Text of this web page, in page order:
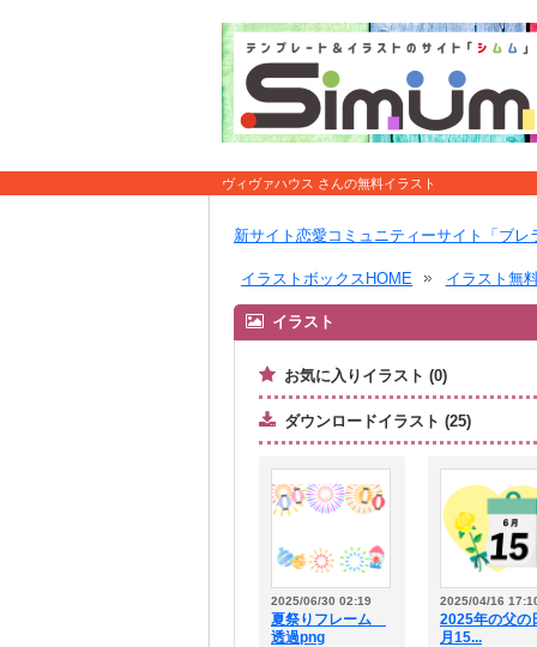
ヴィヴァハウス さんの無料イラスト
新サイト恋愛コミュニティーサイト「ブレ
イラストボックスHOME イラスト無
イラスト
お気に入りイラスト (0)
ダウンロードイラスト (25)
2025/06/30 02:19
夏祭りフレーム
透過png
2025/04/16
2025年の父の
月15...